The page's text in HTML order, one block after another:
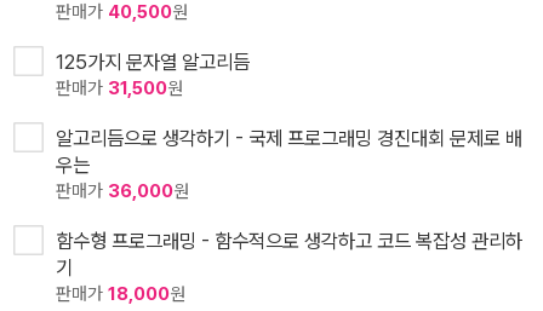
판매가 40,500원
125가지 문자열 알고리듬
판매가 31,500원
알고리듬으로 생각하기 - 국제 프로그래밍 경진대회 문제로 배
우는
판매가 36,000원
함수형 프로그래밍 - 함수적으로 생각하고 코드 복잡성 관리하
기
판매가 18,000원